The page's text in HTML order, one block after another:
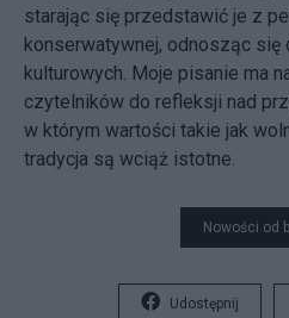
starając się przedstawić je z
konserwatywnej, odnosząc
kulturowych. Moje pisanie ma
czytelników do refleksji nad
w którym wartości takie jak
tradycja są wciąż istotne.
Nowości od
Udostępnij